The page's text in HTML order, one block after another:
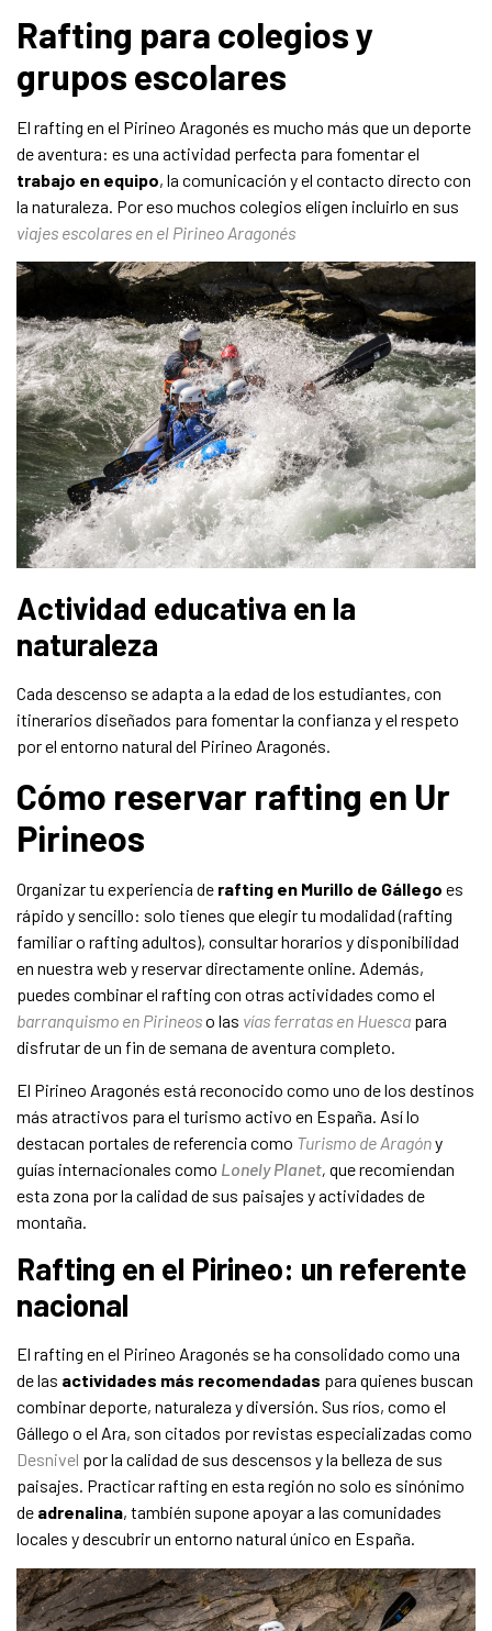
Rafting para colegios y
grupos escolares
El rafting en el Pirineo Aragonés es mucho más que un deporte
de aventura: es una actividad perfecta para fomentar el
trabajo en equipo, la comunicación y el contacto directo con
la naturaleza. Por eso muchos colegios eligen incluirlo en sus
viajes escolares en el Pirineo Aragonés
Actividad educativa en la
naturaleza
Cada descenso se adapta a la edad de los estudiantes, con
itinerarios diseñados para fomentar la confianza y el respeto
por el entorno natural del Pirineo Aragonés.
Cómo reservar rafting en Ur
Pirineos
Organizar tu experiencia de rafting en Murillo de Gállego es
rápido y sencillo: solo tienes que elegir tu modalidad (rafting
familiar o rafting adultos), consultar horarios y disponibilidad
en nuestra web y reservar directamente online. Además,
puedes combinar el rafting con otras actividades como el
barranquismo en Pirineoso las vías ferratas en Huesca para
disfrutar de un fin de semana de aventura completo.
El Pirineo Aragonés está reconocido como uno de los destinos
más atractivos para el turismo activo en España. Así lo
destacan portales de referencia como Turismo de Aragóny
guías internacionales como Lonely Planet, que recomiendan
esta zona por la calidad de sus paisajes y actividades de
montaña.
Rafting en el Pirineo: un referente
nacional
El rafting en el Pirineo Aragonés se ha consolidado como una
de las actividades más recomendadas para quienes buscan
combinar deporte, naturaleza y diversión. Sus ríos, como el
Gállego o el Ara, son citados por revistas especializadas como
Desnivel por la calidad de sus descensos y la belleza de sus
paisajes. Practicar rafting en esta región no solo es sinónimo
de adrenalina, también supone apoyar a las comunidades
locales y descubrir un entorno natural único en España.